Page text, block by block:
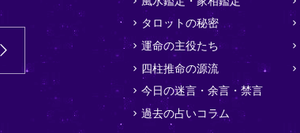
タロットの秘密
運命の主役たち
四柱推命の源流
今日の迷言・余言・禁言
過去の占いコラム